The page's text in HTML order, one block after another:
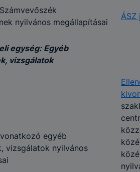
nyilvános megállapításai
ÁSZ
egység: Egyéb
vizsgálatok
egyéb
vizsgálatok nyilvános